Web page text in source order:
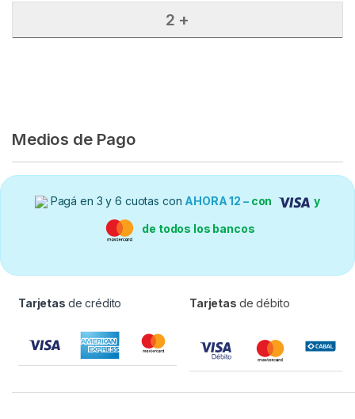
2 +
Medios de Pago
Pagá en 3 y 6 cuotas con AHORA 12 – con y
de todos los bancos
Tarjetas de crédito Tarjetas de débito